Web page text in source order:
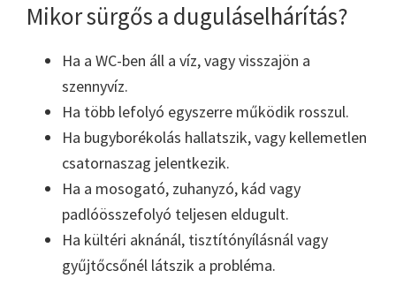
Mikor sürgős a duguláselhárítás?
Ha a WC-ben áll a víz, vagy visszajön a
szennyvíz.
Ha több lefolyó egyszerre működik rosszul.
Ha bugyborékolás hallatszik, vagy kellemetlen
csatornaszag jelentkezik.
Ha a mosogató, zuhanyzó, kád vagy
padlóösszefolyó teljesen eldugult.
Ha kültéri aknánál, tisztítónyílásnál vagy
gyűjtőcsőnél látszik a probléma.